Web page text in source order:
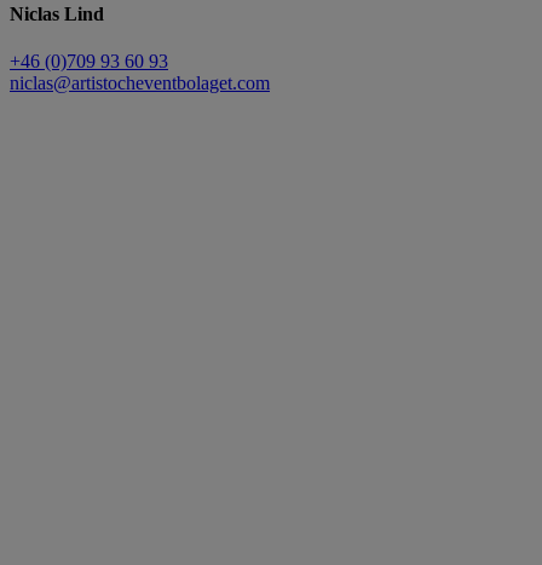
Niclas Lind
+46 (0)709 93 60 93
niclas@artistocheventbolaget.com